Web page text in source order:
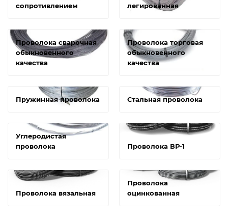
сопротивлением
легированная
Проволока сварочная
обыкновенного
качества
Проволока торговая
обыкновенного
качества
Пружинная проволока Стальная проволока
Углеродистая
проволока
Проволока ВР-1
Проволока вязальная
Проволока
оцинкованная